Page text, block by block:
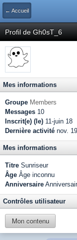
← Accueil
Profil de Gh0sT_6
Mes informations
Groupe Members
Messages 10
Inscrit(e) (le) 11-juin 18
Dernière activité nov.
Mes informations
Titre Sunriseur
Âge Âge inconnu
Anniversaire
Contrôles utilisateur
Mon contenu